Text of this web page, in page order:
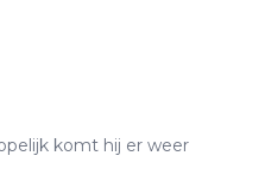
komt hij er weer